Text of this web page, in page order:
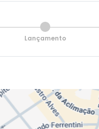
Lançamento